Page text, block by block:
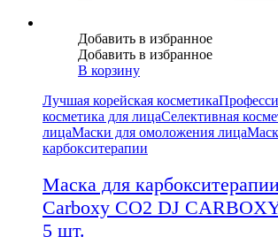
Добавить в избранное
Добавить в избранное
В корзину
Лучшая корейская косметика
косметика для лицаСелективная
лицаМаски для омоложения лица
карбокситерапии
Маска для
Carboxy CO2 DJ
5 шт.